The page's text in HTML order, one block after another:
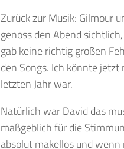
Zurück zur Musik: Gilmour
genoss den Abend
gab keine richtig großen
den Songs. Ich könnte
letzten Jahr war.
Natürlich war David das
maßgeblich für die
absolut makellos und